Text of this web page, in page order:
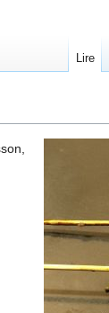
Lire